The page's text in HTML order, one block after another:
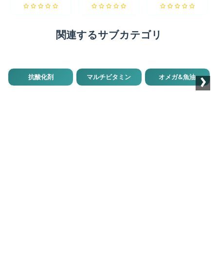
関連するサブカテゴリ
抗酸化剤 マルチビタミン オメガ&魚油 ›